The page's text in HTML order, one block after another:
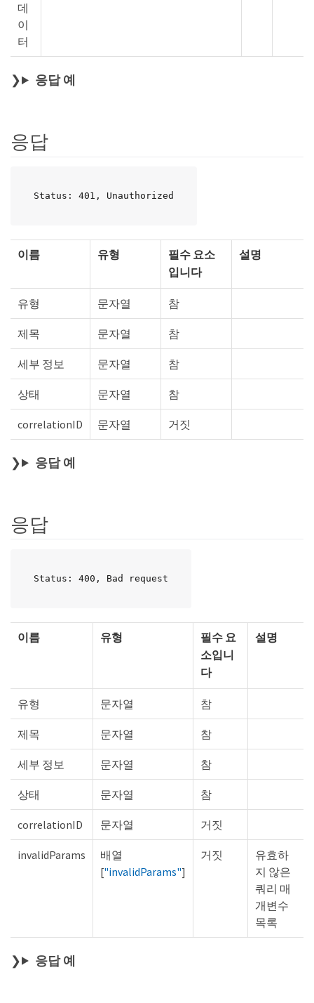
데
이
터
응답 예
응답
Status: 401, Unauthorized
이름 유형
필수 요소
입니다
설명
유형 문자열 참
제목 문자열 참
세부 정보 문자열 참
상태 문자열 참
correlationID 문자열 거짓
응답 예
응답
Status: 400, Bad request
이름 유형
필수 요
소입니
다
설명
유형 문자열 참
제목 문자열 참
세부 정보 문자열 참
상태 문자열 참
correlationID 문자열 거짓
invalidParams
배열
["invalidParams"]
거짓
유효하
지 않은
쿼리 매
개변수
목록
응답 예